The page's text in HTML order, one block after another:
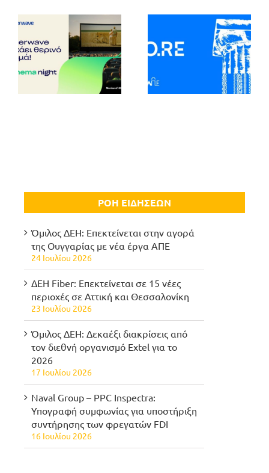
ΡΟΗ ΕΙΔΗΣΕΩΝ
Όμιλος ΔΕΗ: Επεκτείνεται στην αγορά
της Ουγγαρίας με νέα έργα ΑΠΕ
24 Ιουλίου 2026
ΔΕΗ Fiber: Επεκτείνεται σε 15 νέες
περιοχές σε Αττική και Θεσσαλονίκη
23 Ιουλίου 2026
Όμιλος ΔΕΗ: Δεκαέξι διακρίσεις από
τον διεθνή οργανισμό Extel για το
2026
17 Ιουλίου 2026
Naval Group – PPC Inspectra:
Υπογραφή συμφωνίας για υποστήριξη
συντήρησης των φρεγατών FDI
16 Ιουλίου 2026